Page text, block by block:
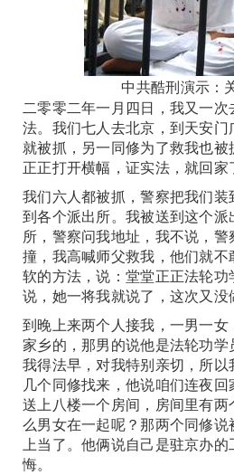
中共酷刑演示：
二零零二年一月四日，我又一
法。我们七人去北京，到天安
就被抓，另一同修为了救我也
正正打开横幅，证实法，就回家
我们六人都被抓，警察把我们
到各个派出所。我被送到这个
所，警察问我地址，我不说，
撞，我高喊师父救我，他们就
软的方法，说：堂堂正正法轮
说，她一将我就说了，这次又没
到晚上来两个人接我，一男一
家乡的，那男的说他是法轮功
我得法早，对我特别亲切，所
几个同修找来，他说咱们连夜
送上八楼一个房间，房间里有
么男女在一起呢？那两个同修
上当了。他俩说自己是驻京办
悔。